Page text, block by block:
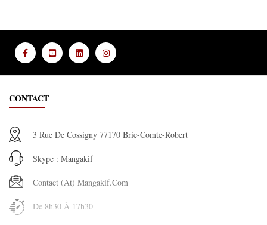
CONTACT
3 Rue De Cossigny 77170 Brie-Comte-Robert
Skype : Mangakif
Contact (at) Mangakif.com
De 8h30 À 17h30